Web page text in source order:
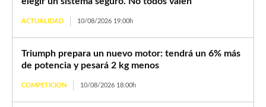
ACTUALIDAD 10/08/2026 19:00h
Triumph prepara un nuevo motor: tendrá un 6% más
de potencia y pesará 2 kg menos
COMPETICION 10/08/2026 18:00h